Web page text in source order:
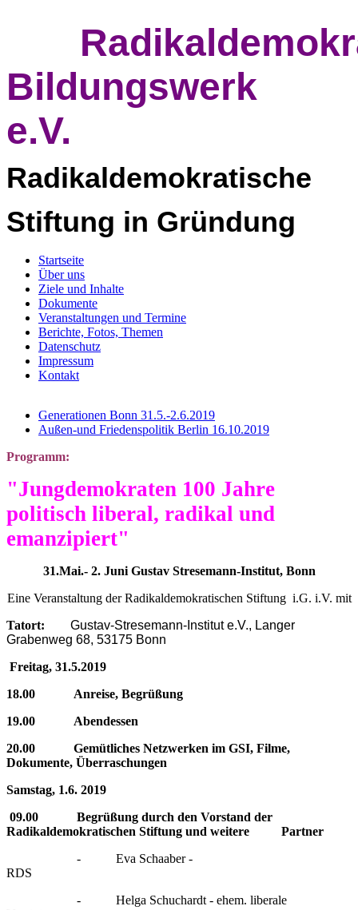
Bildungswerk
e.V.
Radikaldemokratische
Stiftung in Gründung
Startseite
Über uns
Ziele und Inhalte
Dokumente
Veranstaltungen und Termine
Berichte, Fotos, Themen
Datenschutz
Impressum
Kontakt
Generationen Bonn 31.5.-2.6.2019
Außen-und Friedenspolitik Berlin 16.10.2019
Programm:
"Jungdemokraten 100 Jahre
politisch liberal, radikal und
emanzipiert"
31.Mai.- 2. Juni Gustav Stresemann-Institut, Bonn
Eine Veranstaltung der Radikaldemokratischen Stiftung i.G. i.V. mit
Tatort: Gustav-Stresemann-Institut e.V., Langer
Grabenweg 68, 53175 Bonn
Freitag, 31.5.2019
18.00 Anreise, Begrüßung
19.00 Abendessen
20.00
Gemütliches Netzwerken im GSI, Filme,
Dokumente, Überraschungen
Samstag, 1.6. 2019
09.00 Begrüßung durch den Vorstand der
Radikaldemokratischen Stiftung und weitere Partner
- Eva Schaaber -
RDS
- Helga Schuchardt - ehem. liberale